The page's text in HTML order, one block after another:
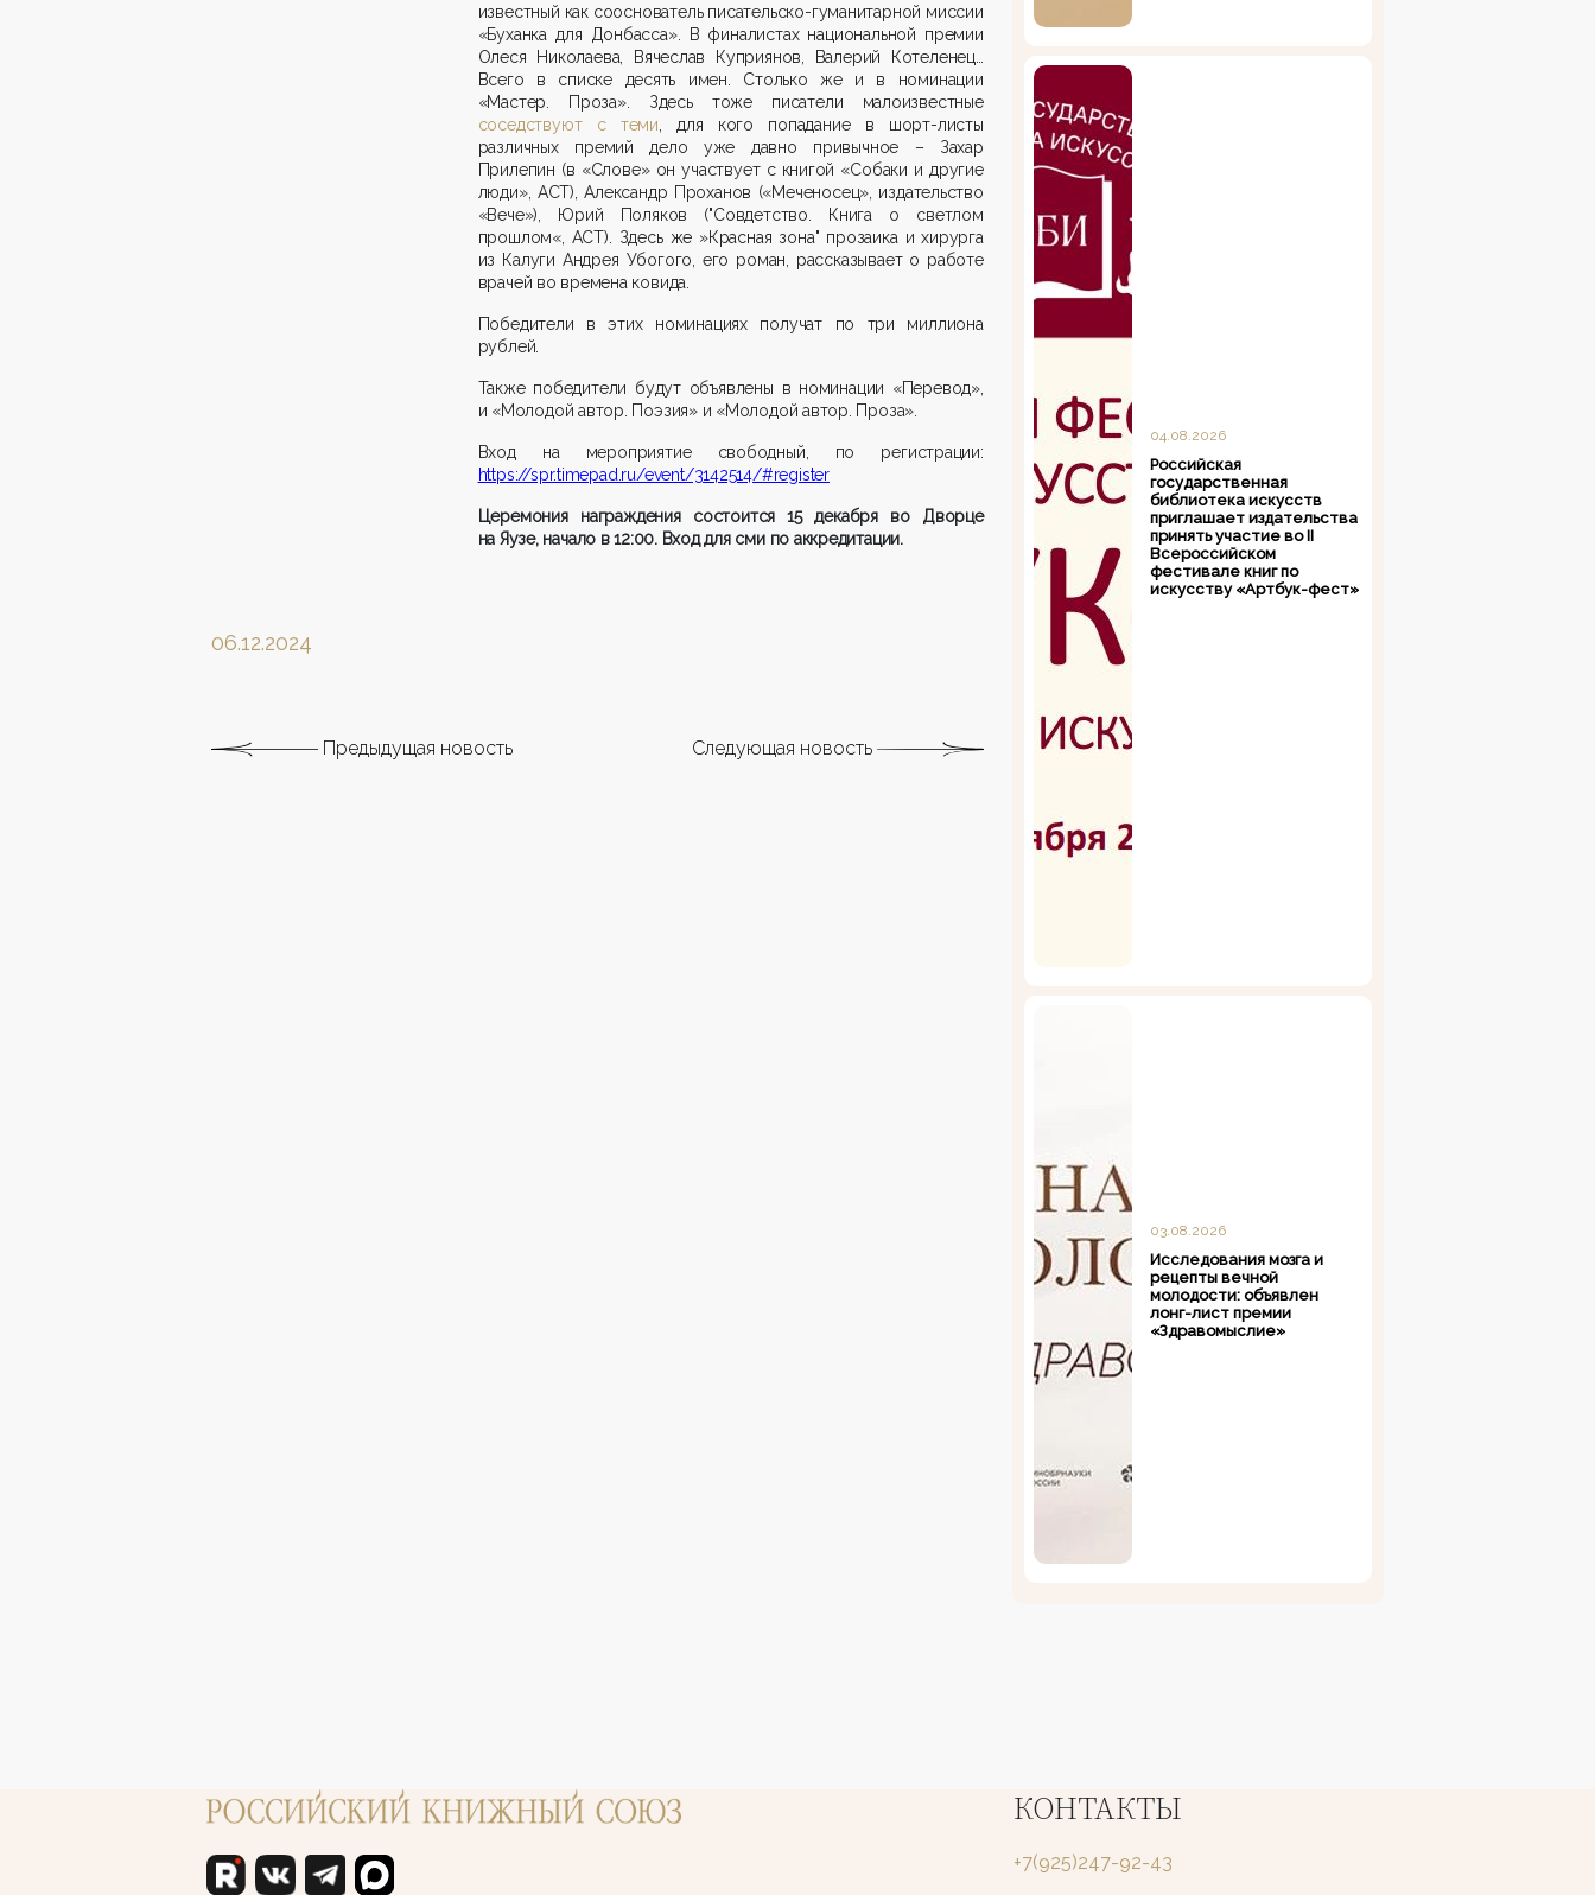
известный как сооснователь писательско-гуманитарной миссии
«Буханка для Донбасса». В финалистах национальной премии
Олеся Николаева, Вячеслав Куприянов, Валерий Котеленец
Всего в списке десять имен. Столько же и в номинации
«Мастер. Проза». Здесь тоже писатели малоизвестные
соседствуют с теми , для кого попадание в шорт-листы
различных премий дело уже давно привычное – Захар
Прилепин (в «Слове» он участвует с книгой «Собаки и другие
люди», АСТ), Александр Проханов («Меченосец», издательство
«Вече»), Юрий Поляков ("Совдетство . Книга о светлом
прошлом«, АСТ). Здесь же »Красная зона" прозаика и хирурга
из Калуги Андрея Убогого, его роман, рассказывает о работе
врачей во времена ковида.
Победители в этих номинациях получат по три миллиона
рублей.
Также победители будут объявлены в номинации «Перевод»,
и «Молодой автор. Поэзия» и «Молодой автор. Проза».
Вход на мероприятие свободный, по регистрации:
https://spr.timepad.ru/event/3142514/#register
Церемония награждения состоится 15 декабря во Дворце
на Яузе, начало в 12:00. Вход для сми по аккредитации.
06.12.2024
Предыдущая новость Следующая новость
04.08.2026
Российская
государственная
библиотека искусств
приглашает издательства
принять участие во II
Всероссийском
фестивале книг по
искусству «Артбук-фест»
03.08.2026
Исследования мозга и
рецепты вечной
молодости: объявлен
лонг-лист премии
«Здравомыслие»
КОНТАКТЫ
+7(925)247-92-43